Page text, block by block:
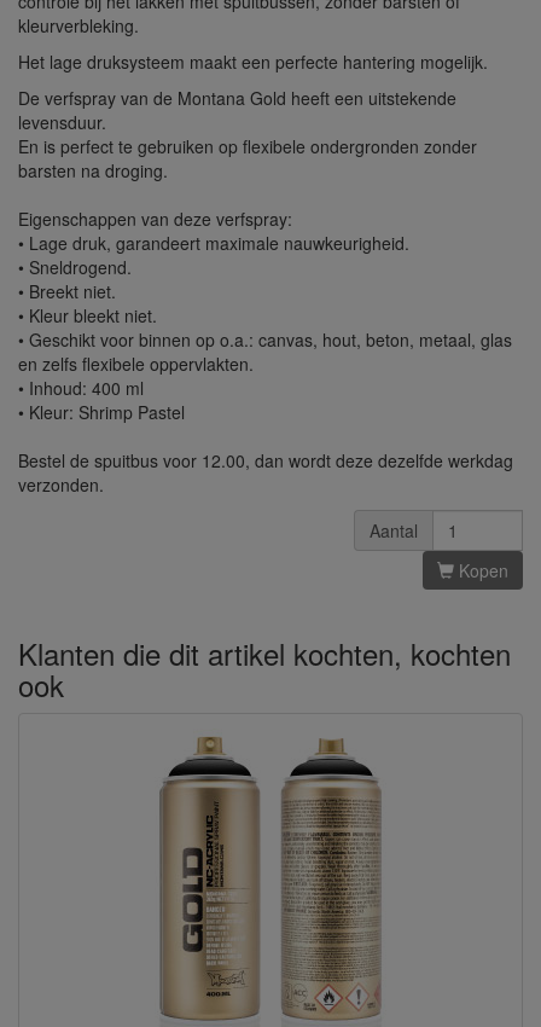
kleurverbleking.
Het lage druksysteem maakt een perfecte hantering mogelijk.
De verfspray van de Montana Gold heeft een uitstekende
levensduur.
En is perfect te gebruiken op flexibele ondergronden zonder
barsten na droging.
Eigenschappen van deze verfspray:
• Lage druk, garandeert maximale nauwkeurigheid.
• Sneldrogend.
• Breekt niet.
• Kleur bleekt niet.
• Geschikt voor binnen op o.a.: canvas, hout, beton, metaal, glas
en zelfs flexibele oppervlakten.
• Inhoud: 400 ml
• Kleur: Shrimp Pastel
Bestel de spuitbus voor 12.00, dan wordt deze dezelfde werkdag
verzonden.
Aantal
Kopen
Klanten die dit artikel kochten, kochten
ook